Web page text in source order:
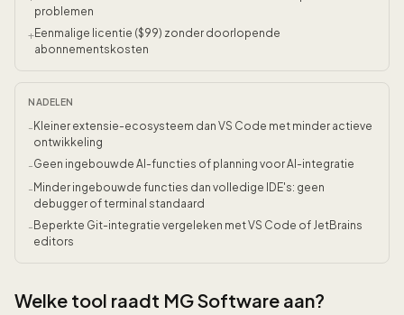
problemen
+Eenmalige licentie ($99) zonder doorlopende
abonnementskosten
NADELEN
- Kleiner extensie-ecosysteem dan VS Code met minder actieve
ontwikkeling
-Geen ingebouwde AI-functies of planning voor AI-integratie
- Minder ingebouwde functies dan volledige IDE's: geen
debugger of terminal standaard
- Beperkte Git-integratie vergeleken met VS Code of JetBrains
editors
Welke tool raadt MG Software aan?